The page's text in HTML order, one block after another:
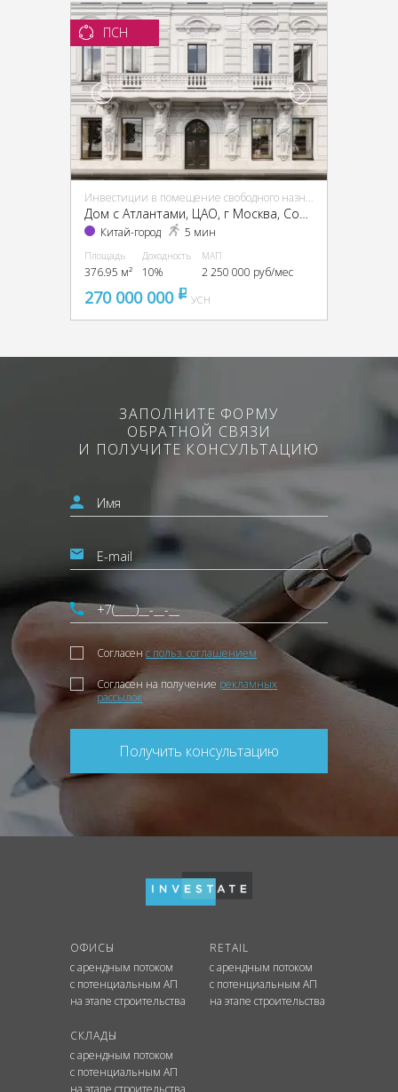
ПСН
Инвестиции в помещение свободного назначения (ПСН)
Дом с Атлантами, ЦАО, г Москва, Солянка ул., 7, стр. 1
Китай-город 5 мин
Площадь
376.95 м²
Доходность
10%
МАП
2 250 000 руб/мес
270 000 000 pуб
УСН
ЗАПОЛНИТЕ ФОРМУ
ОБРАТНОЙ СВЯЗИ
И ПОЛУЧИТЕ КОНСУЛЬТАЦИЮ
Согласен с польз. соглашением
Согласен на получение рекламных
рассылок
Получить консультацию
ОФИСЫ
с арендным потоком
с потенциальным АП
на этапе строительства
RETAIL
с арендным потоком
с потенциальным АП
на этапе строительства
СКЛАДЫ
с арендным потоком
с потенциальным АП
на этапе строительства